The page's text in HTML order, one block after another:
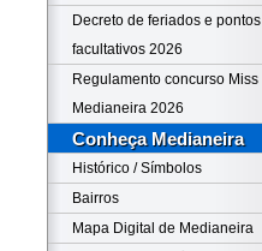
Decreto de feriados e pontos
facultativos 2026
Regulamento concurso Miss
Medianeira 2026
Conheça Medianeira
Histórico / Símbolos
Bairros
Mapa Digital de Medianeira